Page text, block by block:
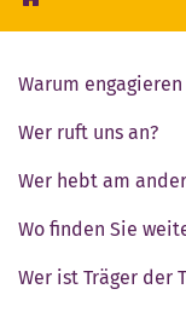
Warum
Wer ruft uns an?
Wer hebt am
Wo finden Sie
Wer ist Träger der